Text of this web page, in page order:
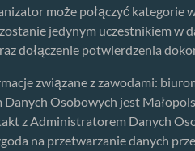
może połączyć kategorie
jedynym uczestnikiem w
dołączenie potwierdzenia
związane z zawodami:
Osobowych jest
z Administratorem Danych
na przetwarzanie danych